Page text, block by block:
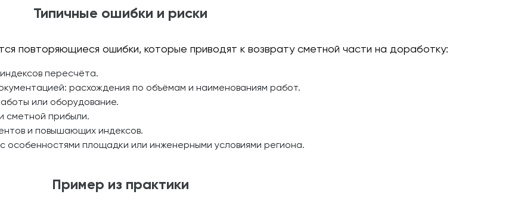
Типичные ошибки и риски
повторяющиеся ошибки, которые приводят к возврату сметной части на доработку:
пересчёта.
расхождения по объёмам и наименованиям работ.
или оборудование.
сметной прибыли.
и повышающих индексов.
особенностями площадки или инженерными условиями региона.
Пример из практики